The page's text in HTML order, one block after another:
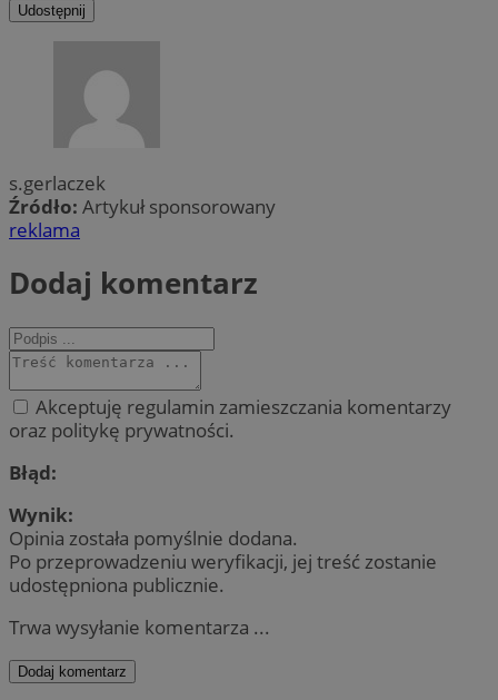
Udostępnij
s.gerlaczek
Źródło: Artykuł sponsorowany
reklama
Dodaj komentarz
Akceptuję regulamin zamieszczania komentarzy
oraz politykę prywatności.
Błąd:
Wynik:
Opinia została pomyślnie dodana.
Po przeprowadzeniu weryfikacji, jej treść zostanie
udostępniona publicznie.
Trwa wysyłanie komentarza ...
Dodaj komentarz